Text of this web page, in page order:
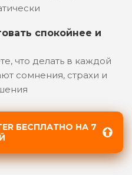
спокойнее и
что делать в каждой
сомнения, страхи и
БЕСПЛАТНО НА 7